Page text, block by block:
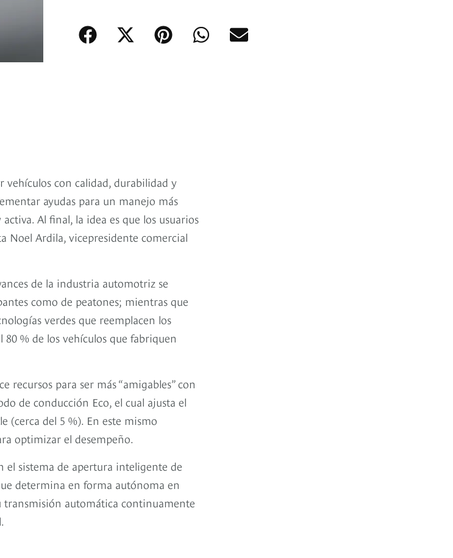
vehículos con calidad, durabilidad y
ayudas para un manejo más
Al final, la idea es que los usuarios
Noel Ardila, vicepresidente comercial
de la industria automotriz se
como de peatones; mientras que
verdes que reemplacen los
% de los vehículos que fabriquen
para ser más “amigables” con
de conducción Eco, el cual ajusta el
del 5 %). En este mismo
optimizar el desempeño.
el sistema de apertura inteligente de
determina en forma autónoma en
transmisión automática continuamente